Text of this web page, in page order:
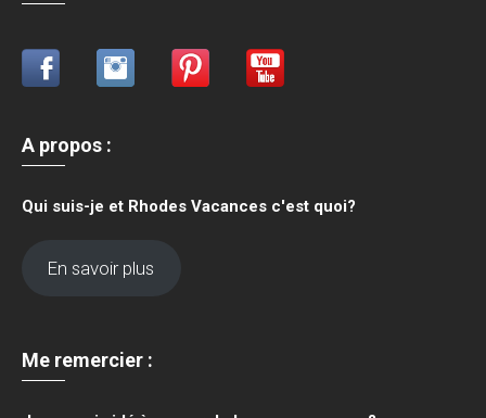
A propos :
Qui suis-je et Rhodes Vacances c'est quoi?
En savoir plus
Me remercier :